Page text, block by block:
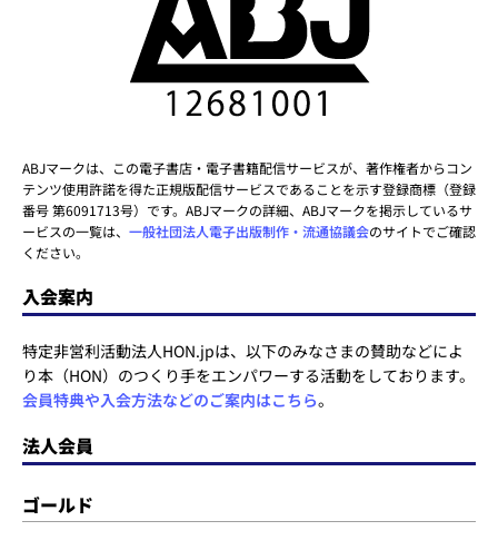
ABJマークは、この電子書店・電子書籍配信サービスが、著作権者からコン
テンツ使用許諾を得た正規版配信サービスであることを示す登録商標（登録
番号 第6091713号）です。ABJマークの詳細、ABJマークを掲示しているサ
ービスの一覧は、 一般社団法人電子出版制作・流通協議会のサイトでご確認
ください。
入会案内
特定非営利活動法人HON.jpは、以下のみなさまの賛助などによ
り本（HON）のつくり手をエンパワーする活動をしております。
会員特典や入会方法などのご案内はこちら。
法人会員
ゴールド